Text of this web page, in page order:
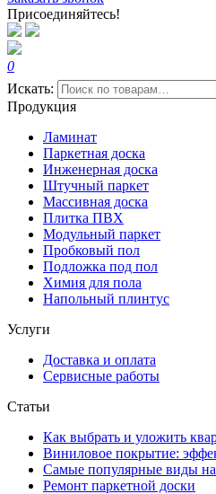
Присоединяйтесь!
0
Искать:
Продукция
Ламинат
Паркетная доска
Инженерная доска
Штучный паркет
Массивная доска
Плитка ПВХ
Модульный паркет
Пробковый пол
Подложка под пол
Химия для пола
Напольный плинтус
Услуги
Доставка и оплата
Сервисные работы
Статьи
Как выбрать и уложить
Виниловое покрытие:
Самые популярные виды
Ремонт паркетной доски